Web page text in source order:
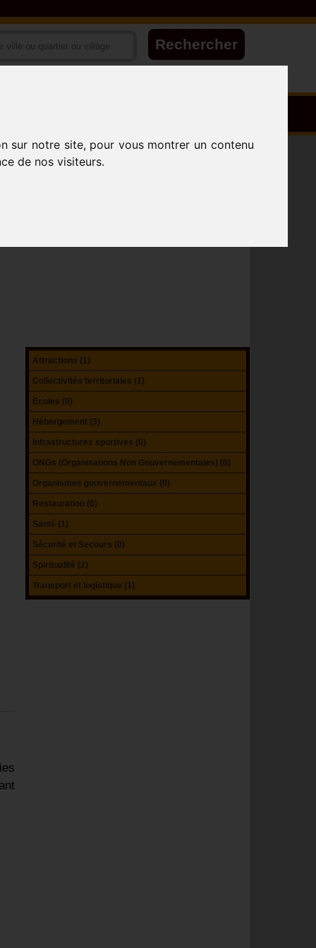
sur notre site, pour vous montrer un contenu
de nos visiteurs.
Attractions (1)
Collectivités territoriales (1)
Ecoles (9)
Hébergement (3)
Infrastructures sportives (0)
ONGs (Organisations Non Gouvernementales) (0)
Organismes gouvernementaux (0)
Restauration (0)
Santé (1)
Sécurité et Secours (0)
Spiritualité (2)
Transport et logistique (1)